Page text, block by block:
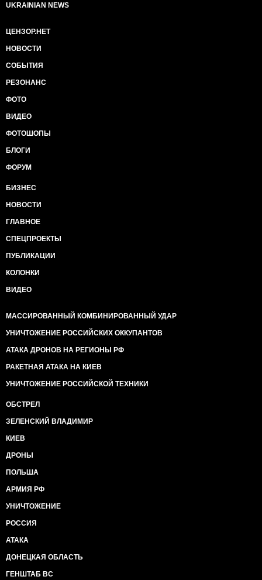
UKRAINIAN NEWS
ЦЕНЗОР.НЕТ
НОВОСТИ
СОБЫТИЯ
РЕЗОНАНС
ФОТО
ВИДЕО
ФОТОШОПЫ
БЛОГИ
ФОРУМ
БИЗНЕС
НОВОСТИ
ГЛАВНОЕ
СПЕЦПРОЕКТЫ
ПУБЛИКАЦИИ
КОЛОНКИ
ВИДЕО
МАССИРОВАННЫЙ КОМБИНИРОВАННЫЙ УДАР
УНИЧТОЖЕНИЕ РОССИЙСКИХ ОККУПАНТОВ
АТАКА ДРОНОВ НА РЕГИОНЫ РФ
РАКЕТНАЯ АТАКА НА КИЕВ
УНИЧТОЖЕНИЕ РОССИЙСКОЙ ТЕХНИКИ
ОБСТРЕЛ
ЗЕЛЕНСКИЙ ВЛАДИМИР
КИЕВ
ДРОНЫ
ПОЛЬША
АРМИЯ РФ
УНИЧТОЖЕНИЕ
РОССИЯ
АТАКА
ДОНЕЦКАЯ ОБЛАСТЬ
ГЕНШТАБ ВС